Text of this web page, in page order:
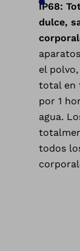
IP68:
dulce,
el
total en
por 1
agua.
todos